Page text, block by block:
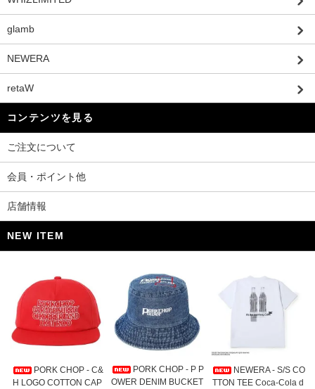
glamb
NEWERA
retaW
コンテンツを見る
ご注文について
会員・ポイント他
店舗情報
NEW ITEM
PORK CHOP - C&
H LOGO COTTON CAP
PORK CHOP - P P
OWER DENIM BUCKET
NEWERA - S/S CO
TTON TEE Coca-Cola d